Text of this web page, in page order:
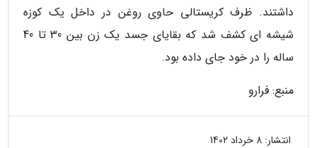
داشتند. ظرف کریستالی حاوی روغن در داخل یک کوزه
شیشه ای کشف شد که بقایای جسد یک زن بین 30 تا 40
ساله را در خود جای داده بود.
منبع: فرارو
انتشار: 8 خرداد 1402